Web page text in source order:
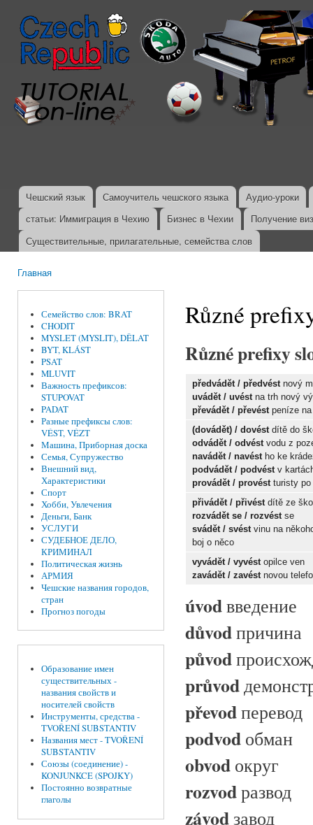
Главное меню
Чешский язык Самоучитель чешского языка
Аудио-уроки
статьи: Иммиграция в Чехию
Бизнес в Чехии
Получение
Существительные, прилагательные, семейства слов
Главная
Семейство слов: BRAT
CHODIT
MYSLET (MYSLIT), DĚLAT
BYT, KLÁST
PSAT
MLUVIT
Важность префиксов:
STUPOVAT
PADAT
Разные префиксы слов:
VÉST, VÉZT
Машина, Приборная доска
Семья, Супружество
Внешний вид,
Характеристики
Спорт
Хобби, Увлечения
Деньги, Банк
УСЛУГИ
СУДЕБНОЕ ДЕЛО,
КРИМИНАЛ
Политическая жизнь
АРМИЯ
Чешские названия городов,
стран
Прогноз погоды
Образование имен
существительных -
названия свойств и
носителей свойств
Инструменты, средства -
TVOŘENÍ SUBSTANTIV
Названия мест - TVOŘENÍ
SUBSTANTIV
Союзы (соединение) -
KONJUNKCE (SPOJKY)
Постоянно возвратные
глаголы
Různé
Různé prefixy
předvádět / předvéstnový
uvádět / uvéstna trh nový
převádět / převéstpeníze
(dovádět) / dovéstdítě do
odvádět / odvéstvodu z
navádět / navéstho ke
podvádět / podvéstv
provádět / provéstturisty po
přivádět / přivéstdítě ze
rozvádět se / rozvéstse
svádět / svéstvinu na
boj o něco
vyvádět / vyvéstopilce ven
zavádět / zavéstnovou
úvodвведение
důvodпричина
původ
průvod
převodперевод
podvod обман
obvod округ
rozvodразвод
závodзавод